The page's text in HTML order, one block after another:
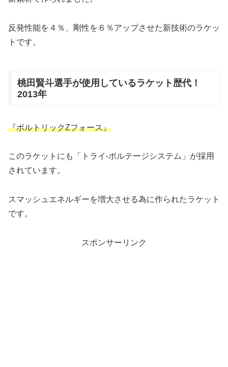
反発性能を４％、剛性を６％アップさせた新技術のラケッ
トです。
桃田賢斗選手が使用しているラケット歴代！
2013年
『ボルトリックZフォース』
このラケットにも「トライ-ボルテージシステム」が採用
されています。
スマッシュエネルギーを増大させる為に作られたラケット
です。
スポンサーリンク